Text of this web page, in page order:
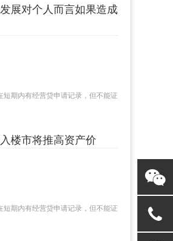
展对个人而言如果造成
期内有经营贷申请记录，但不能证
楼市将推高资产价
期内有经营贷申请记录，但不能证